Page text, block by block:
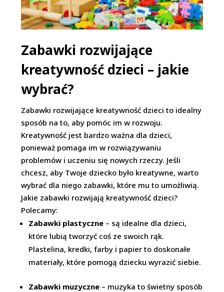
Zabawki rozwijające
kreatywność dzieci – jakie
wybrać?
Zabawki rozwijające kreatywność dzieci to idealny
sposób na to, aby pomóc im w rozwoju.
Kreatywność jest bardzo ważna dla dzieci,
ponieważ pomaga im w rozwiązywaniu
problemów i uczeniu się nowych rzeczy. Jeśli
chcesz, aby Twoje dziecko było kreatywne, warto
wybrać dla niego zabawki, które mu to umożliwią.
Jakie zabawki rozwijają kreatywność dzieci?
Polecamy:
Zabawki plastyczne – są idealne dla dzieci,
które lubią tworzyć coś ze swoich rąk.
Plastelina, kredki, farby i papier to doskonałe
materiały, które pomogą dziecku wyrazić siebie.
Zabawki muzyczne – muzyka to świetny sposób